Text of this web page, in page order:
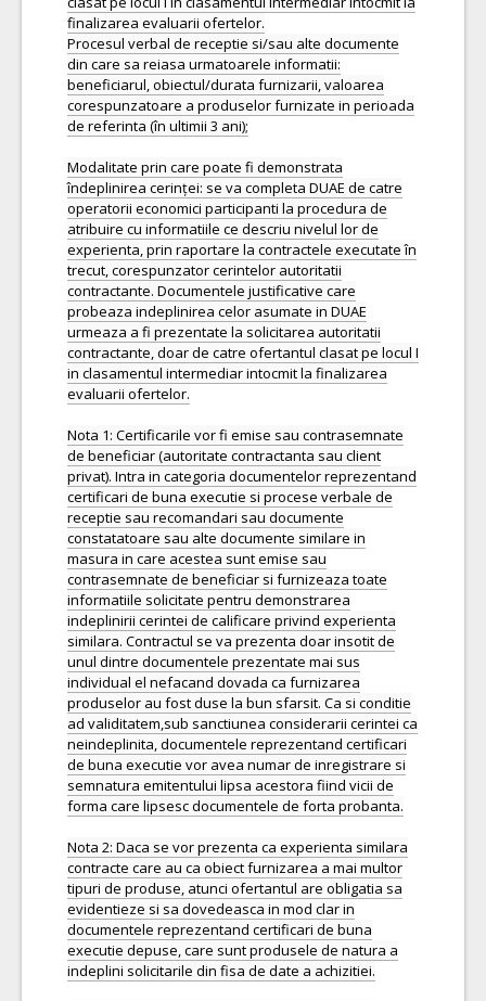
finalizarea evaluarii ofertelor.
Procesul verbal de receptie si/sau alte documente
din care sa reiasa urmatoarele informatii:
beneficiarul, obiectul/durata furnizarii, valoarea
corespunzatoare a produselor furnizate in perioada
de referinta (în ultimii 3 ani);
Modalitate prin care poate fi demonstrata
îndeplinirea cerinței: se va completa DUAE de catre
operatorii economici participanti la procedura de
atribuire cu informatiile ce descriu nivelul lor de
experienta, prin raportare la contractele executate în
trecut, corespunzator cerintelor autoritatii
contractante. Documentele justificative care
probeaza indeplinirea celor asumate in DUAE
urmeaza a fi prezentate la solicitarea autoritatii
contractante, doar de catre ofertantul clasat pe locul I
in clasamentul intermediar intocmit la finalizarea
evaluarii ofertelor.
Nota 1: Certificarile vor fi emise sau contrasemnate
de beneficiar (autoritate contractanta sau client
privat). Intra in categoria documentelor reprezentand
certificari de buna executie si procese verbale de
receptie sau recomandari sau documente
constatatoare sau alte documente similare in
masura in care acestea sunt emise sau
contrasemnate de beneficiar si furnizeaza toate
informatiile solicitate pentru demonstrarea
indeplinirii cerintei de calificare privind experienta
similara. Contractul se va prezenta doar insotit de
unul dintre documentele prezentate mai sus
individual el nefacand dovada ca furnizarea
produselor au fost duse la bun sfarsit. Ca si conditie
ad validitatem,sub sanctiunea considerarii cerintei ca
neindeplinita, documentele reprezentand certificari
de buna executie vor avea numar de inregistrare si
semnatura emitentului lipsa acestora fiind vicii de
forma care lipsesc documentele de forta probanta.
Nota 2: Daca se vor prezenta ca experienta similara
contracte care au ca obiect furnizarea a mai multor
tipuri de produse, atunci ofertantul are obligatia sa
evidentieze si sa dovedeasca in mod clar in
documentele reprezentand certificari de buna
executie depuse, care sunt produsele de natura a
indeplini solicitarile din fisa de date a achizitiei.